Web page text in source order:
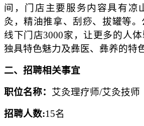
间，门店主要服务内容具有凉
灸，精油推拿、刮痧、拔罐等
线下门店3000家，让更多的人
独具特色魅力及彝医、彝养的特
二、招聘相关事宜
职位名称： 艾灸理疗师/艾灸技师
招聘人数:15名